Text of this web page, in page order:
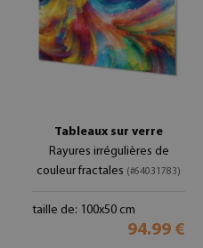
Tableaux sur verre
Rayures irrégulières de
couleur fractales (#64031783)
taille de: 100x50 cm
94.99 €